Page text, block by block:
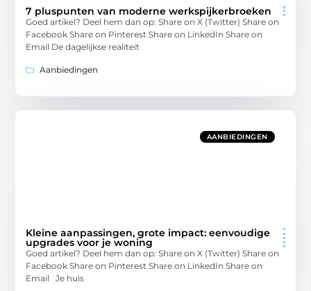
7 pluspunten van moderne werkspijkerbroeken
Goed artikel? Deel hem dan op: Share on X (Twitter) Share on
Facebook Share on Pinterest Share on LinkedIn Share on
Email De dagelijkse realiteit
Aanbiedingen
AANBIEDINGEN
Kleine aanpassingen, grote impact: eenvoudige
upgrades voor je woning
Goed artikel? Deel hem dan op: Share on X (Twitter) Share on
Facebook Share on Pinterest Share on LinkedIn Share on
Email Je huis